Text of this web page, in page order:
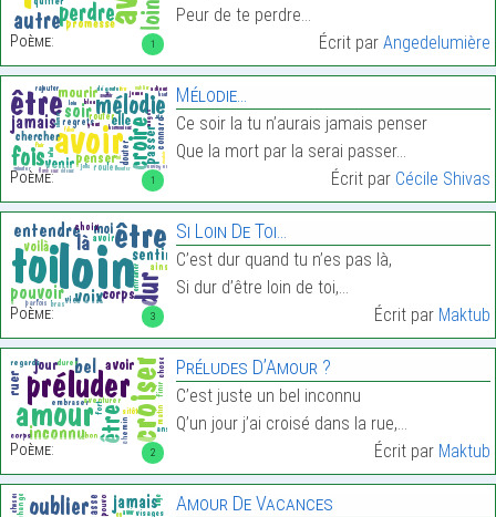
1
Poème:
Peur de te perdre…
Écrit par Angedelumière
1
Poème:
Mélodie…
Ce soir la tu n’aurais jamais penser
Que la mort par la serai passer…
Écrit par Cécile Shivas
3
Poème:
Si Loin De Toi…
C’est dur quand tu n’es pas là,
Si dur d’être loin de toi,…
Écrit par Maktub
2
Poème:
Préludes D’Amour ?
C’est juste un bel inconnu
Q’un jour j’ai croisé dans la rue,…
Écrit par Maktub
Amour De Vacances